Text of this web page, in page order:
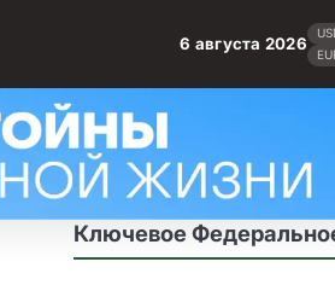
6 августа 2026
Ключевое